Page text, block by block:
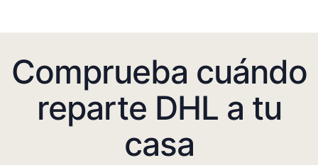
Comprueba cuándo
reparte DHL a tu
casa